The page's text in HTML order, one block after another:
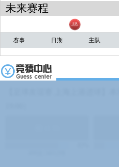
未来赛程
赛事 日期 主队